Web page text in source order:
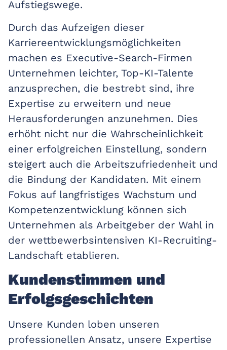
Aufstiegswege.
Durch das Aufzeigen dieser
Karriereentwicklungsmöglichkeiten
machen es Executive-Search-Firmen
Unternehmen leichter, Top-KI-Talente
anzusprechen, die bestrebt sind, ihre
Expertise zu erweitern und neue
Herausforderungen anzunehmen. Dies
erhöht nicht nur die Wahrscheinlichkeit
einer erfolgreichen Einstellung, sondern
steigert auch die Arbeitszufriedenheit und
die Bindung der Kandidaten. Mit einem
Fokus auf langfristiges Wachstum und
Kompetenzentwicklung können sich
Unternehmen als Arbeitgeber der Wahl in
der wettbewerbsintensiven KI-Recruiting-
Landschaft etablieren.
Kundenstimmen und
Erfolgsgeschichten
Unsere Kunden loben unseren
professionellen Ansatz, unsere Expertise